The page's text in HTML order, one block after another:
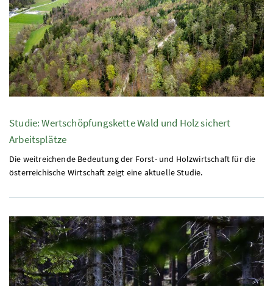
Studie: Wertschöpfungskette Wald und Holz sichert
Arbeitsplätze
Die weitreichende Bedeutung der Forst- und Holzwirtschaft für die
österreichische Wirtschaft zeigt eine aktuelle Studie.